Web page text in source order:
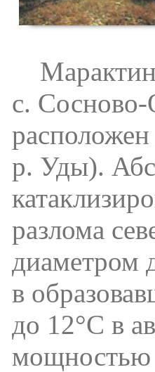
с. Сосново-
р. Уды).
разлома
диаметром
в
до 12°С в
мощностью